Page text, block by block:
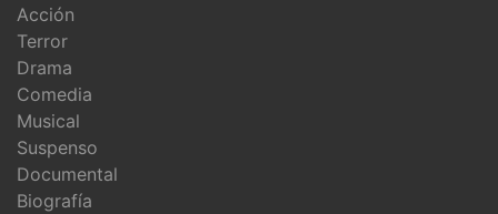
Acción
Terror
Drama
Comedia
Musical
Suspenso
Documental
Biografía